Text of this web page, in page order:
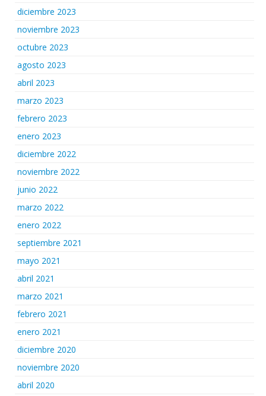
diciembre 2023
noviembre 2023
octubre 2023
agosto 2023
abril 2023
marzo 2023
febrero 2023
enero 2023
diciembre 2022
noviembre 2022
junio 2022
marzo 2022
enero 2022
septiembre 2021
mayo 2021
abril 2021
marzo 2021
febrero 2021
enero 2021
diciembre 2020
noviembre 2020
abril 2020